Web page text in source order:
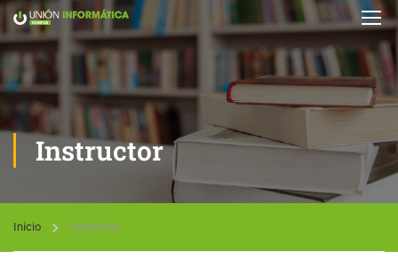
Instructor
Inicio Instructor